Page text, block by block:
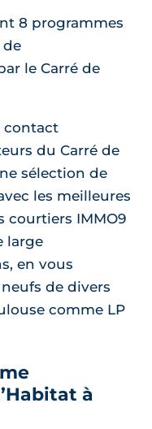
8 programmes
de
le Carré de
contact
du Carré de
sélection de
les meilleures
courtiers IMMO9
large
en vous
de divers
comme LP
à